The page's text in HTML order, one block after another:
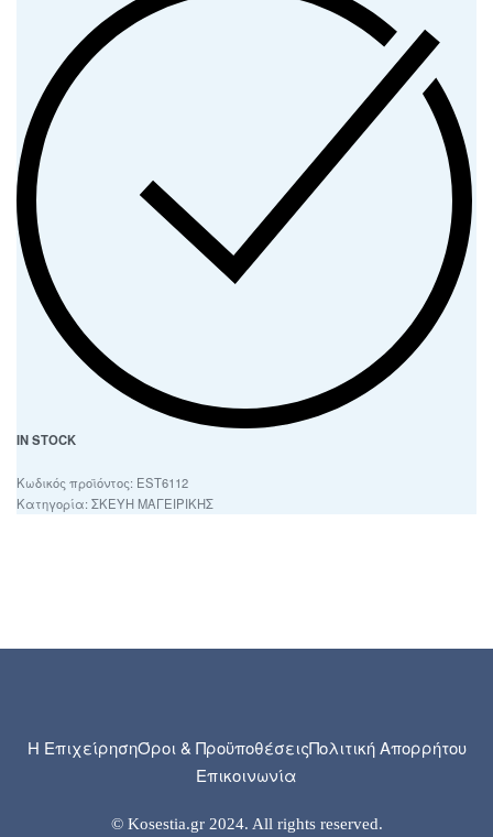
IN STOCK
EST6112
Κατηγορία: ΣΚΕΥΗ ΜΑΓΕΙΡΙΚΗΣ
Η ΕπιχείρησηΌροι & ΠροϋποθέσειςΠολιτική Απορρήτου
Επικοινωνία
© Kosestia.gr 2024. All rights reserved.